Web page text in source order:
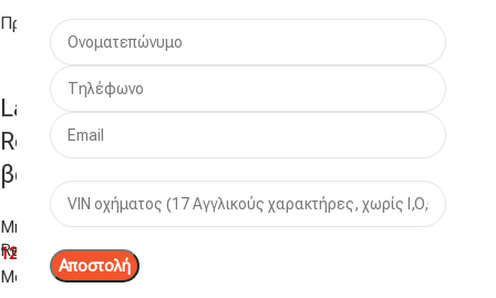
Προσθήκη στο καλάθι
Land Rover Range Rover Discovery Range
Rover Velar Range Rover Sport καπάκι
βαλβίδων δεξιά BPZ-LR-017
Μηχανικά
125 €
Read
More